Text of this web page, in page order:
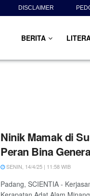
DISCLAIMER
BERITA
Ninik Mamak di
Peran Bina
SENIN, 14/4/25 | 11:58 WIB
Padang, SCIENTIA -